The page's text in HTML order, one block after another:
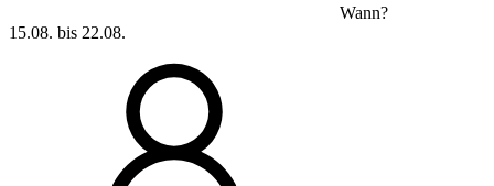
Wann?
15.08. bis 22.08.